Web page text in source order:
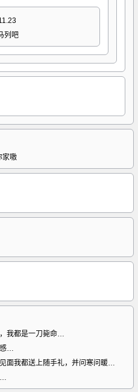
列吧
家嗷
我都是一刀毙命…
感…
面我都送上随手礼，并问寒问暖…
…